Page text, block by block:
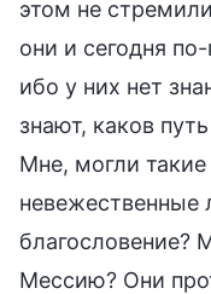
этом не
они и сегодня
ибо у них нет
знают, каков
Мне, могли
благословение?
Мессию? Они